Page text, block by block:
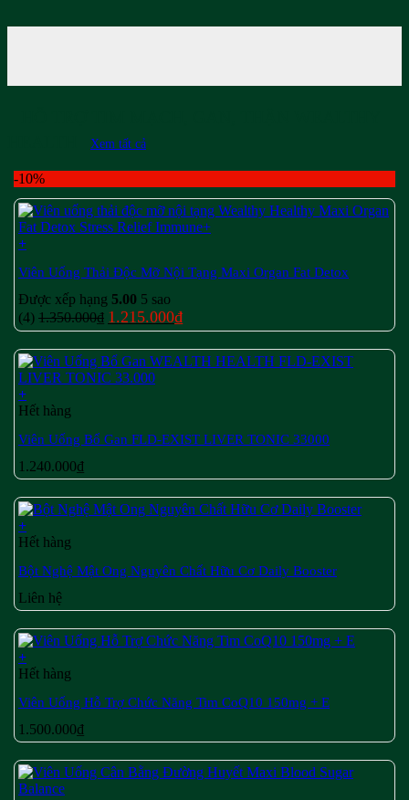
Xem tất cả
-10%
+
Viên Uống Thải Độc Mỡ Nội Tạng Maxi Organ Fat Detox
Được xếp hạng 5.00 5 sao
(4) 1.350.000₫ Giá
gốc
là:
1.350.000₫.
1.215.000₫Giá
hiện
tại
là:
+
Hết hàng
Viên Uống Bổ Gan FLD-EXIST LIVER TONIC 33000
1.240.000₫
+
Hết hàng
Bột Nghệ Mật Ong Nguyên Chất Hữu Cơ Daily Booster
Liên hệ
+
Hết hàng
Viên Uống Hỗ Trợ Chức Năng Tim CoQ10 150mg + E
1.500.000₫